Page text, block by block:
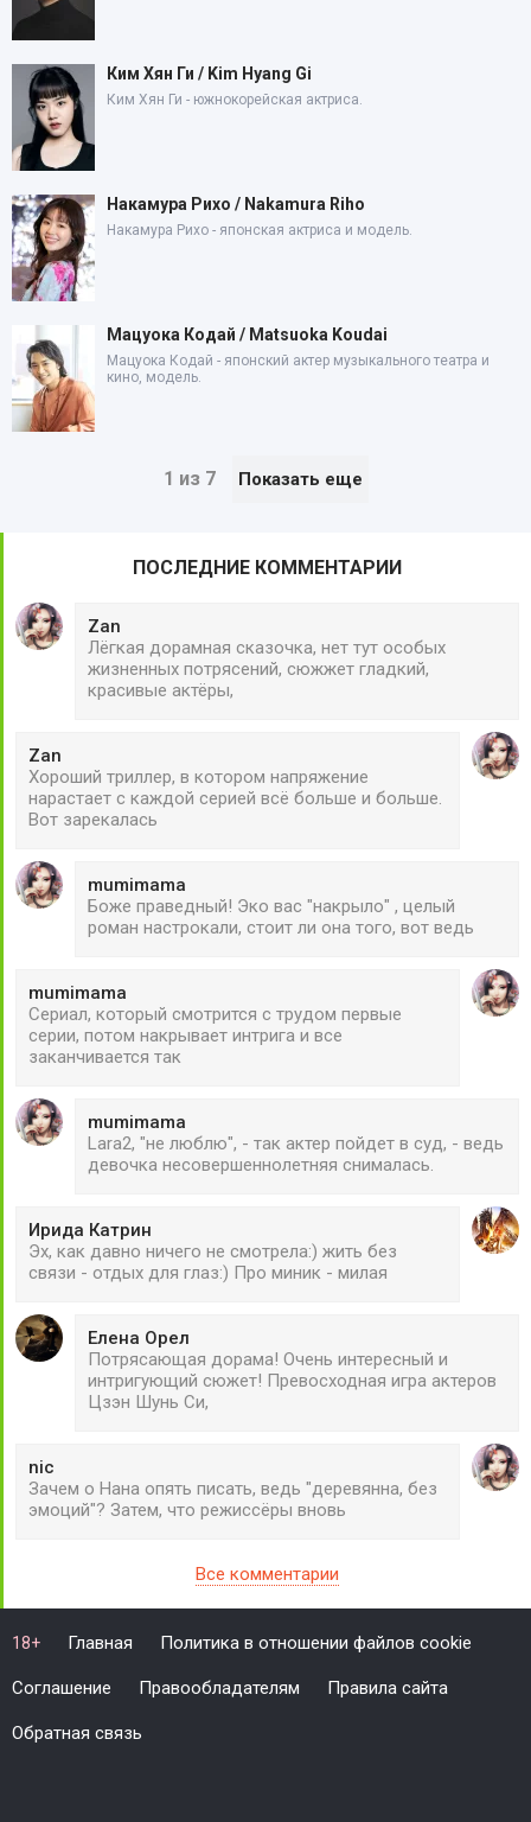
Ким Хян Ги / Kim Hyang Gi
Ким Хян Ги - южнокорейская актриса.
Накамура Рихо / Nakamura Riho
Накамура Рихо - японская актриса и модель.
Мацуока Кодай / Matsuoka Koudai
Мацуока Кодай - японский актер музыкального театра и
кино, модель.
1 из 7 Показать еще
ПОСЛЕДНИЕ КОММЕНТАРИИ
Zan
Лёгкая дорамная сказочка, нет тут особых
жизненных потрясений, сюжжет гладкий,
красивые актёры,
Zan
Хороший триллер, в котором напряжение
нарастает с каждой серией всё больше и больше.
Вот зарекалась
mumimama
Боже праведный! Эко вас "накрыло" , целый
роман настрокали, стоит ли она того, вот ведь
mumimama
Сериал, который смотрится с трудом первые
серии, потом накрывает интрига и все
заканчивается так
mumimama
Lara2, "не люблю", - так актер пойдет в суд, - ведь
девочка несовершеннолетняя снималась.
Ирида Катрин
Эх, как давно ничего не смотрела:) жить без
связи - отдых для глаз:) Про миник - милая
Елена Орел
Потрясающая дорама! Очень интересный и
интригующий сюжет! Превосходная игра актеров
Цзэн Шунь Си,
nic
Зачем о Нана опять писать, ведь "деревянна, без
эмоций"? Затем, что режиссёры вновь
Все комментарии
18+ Главная Политика в отношении файлов cookie
Соглашение Правообладателям Правила сайта
Обратная связь